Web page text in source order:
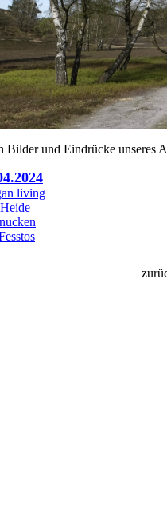
Bilder und Eindrücke unseres
living